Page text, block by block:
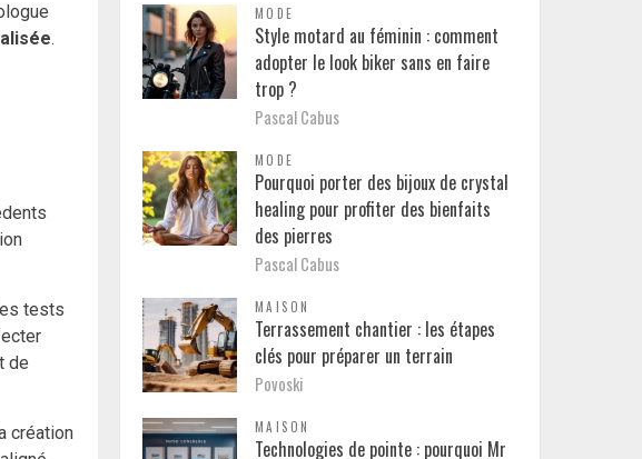
.
tests
de
création
MODE
Style motard au féminin : comment
adopter le look biker sans en faire
trop ?
Pascal Cabus
MODE
Pourquoi porter des bijoux de crystal
healing pour profiter des bienfaits
des pierres
Pascal Cabus
MAISON
Terrassement chantier : les étapes
clés pour préparer un terrain
Povoski
MAISON
Technologies de pointe : pourquoi Mr